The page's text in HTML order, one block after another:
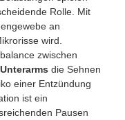
Rolle. Mit
an
wird.
zwischen
die Sehnen
einer Entzündung
ist ein
Pausen